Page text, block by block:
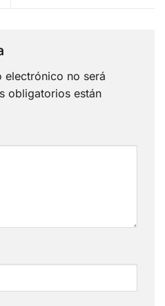
electrónico no será
obligatorios están